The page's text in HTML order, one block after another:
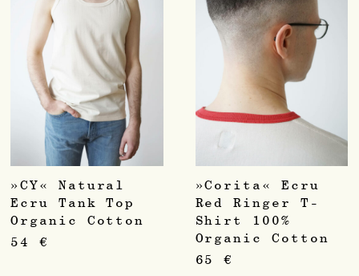
»CY« Natural
Ecru Tank Top
Organic Cotton
54 €
»Corita« Ecru
Red Ringer T-
Shirt 100%
Organic Cotton
65€